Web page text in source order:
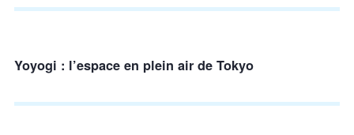
Yoyogi : l’espace en plein air de Tokyo